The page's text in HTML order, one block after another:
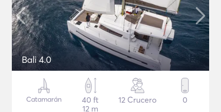
Bali 4.0
Catamarán
40 ft
12 m
12 Crucero 0